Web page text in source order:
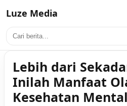
Luze Media
Lebih dari
Inilah Manfaat
Kesehatan